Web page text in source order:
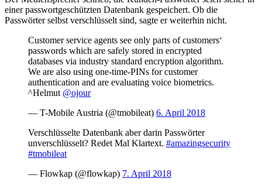
einer passwortgeschützten Datenbank gespeichert. Ob die
Passwörter selbst verschlüsselt sind, sagte er weiterhin nicht.
Customer service agents see only parts of customers‘
passwords which are safely stored in encrypted
databases via industry standard encryption algorithm.
We are also using one-time-PINs for customer
authentication and are evaluating voice biometrics.
^Helmut @ojour
— T-Mobile Austria (@tmobileat) 6. April 2018
Verschlüsselte Datenbank aber darin Passwörter
unverschlüsselt? Redet Mal Klartext. #amazingsecurity
#tmobileat
— Flowkap (@flowkap) 7. April 2018